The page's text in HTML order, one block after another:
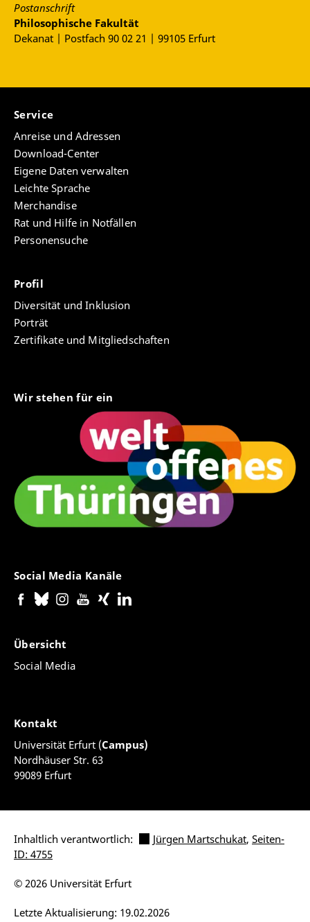
Postanschrift
Philosophische Fakultät
Dekanat | Postfach 90 02 21 | 99105 Erfurt
Service
Anreise und Adressen
Download-Center
Eigene Daten verwalten
Leichte Sprache
Merchandise
Rat und Hilfe in Notfällen
Personensuche
Profil
Diversität und Inklusion
Porträt
Zertifikate und Mitgliedschaften
Wir stehen für ein
Social Media Kanäle
Übersicht
Social Media
Kontakt
Universität Erfurt (Campus)
Nordhäuser Str. 63
99089 Erfurt
Inhaltlich verantwortlich: Jürgen Martschukat, Seiten-
ID: 4755
Letzte Aktualisierung: 19.02.2026
© 2026 Universität Erfurt